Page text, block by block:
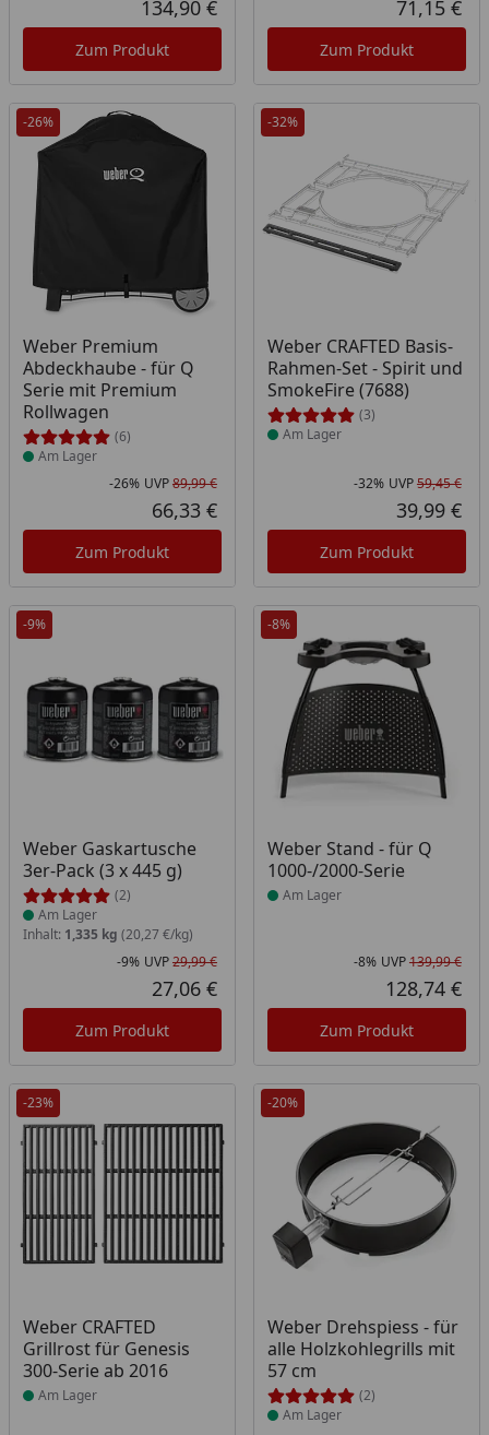
Aktueller Preis
134,90 €
Zum Produkt
71,15 €
Zum Produkt
-26%
Weber Premium
Abdeckhaube - für Q
Serie mit Premium
Rollwagen
(6)
Produkt am Lager
Am Lager
Rabatt in Prozent
-26%
Ursprünglicher Preis
UVP89,99 €
Aktueller Preis
66,33 €
Zum Produkt
-32%
Weber CRAFTED Basis-
Rahmen-Set - Spirit und
SmokeFire (7688)
(3)
Produkt am Lager
Am Lager
-32% UVP59,45 €
39,99 €
Zum Produkt
-9%
Weber Gaskartusche
3er-Pack (3 x 445 g)
(2)
Produkt am Lager
Am Lager
Inhalt: 1,335 kg (20,27 €/kg)
Rabatt in Prozent
-9%
Ursprünglicher Preis
UVP29,99 €
Aktueller Preis
27,06 €
Zum Produkt
-8%
Weber Stand - für Q
1000-/2000-Serie
Produkt am Lager
Am Lager
-8% UVP139,99 €
128,74 €
Zum Produkt
-23%
Weber CRAFTED
Grillrost für Genesis
300-Serie ab 2016
Produkt am Lager
Am Lager
-20%
Weber Drehspiess - für
alle Holzkohlegrills mit
57 cm
(2)
Produkt am Lager
Am Lager